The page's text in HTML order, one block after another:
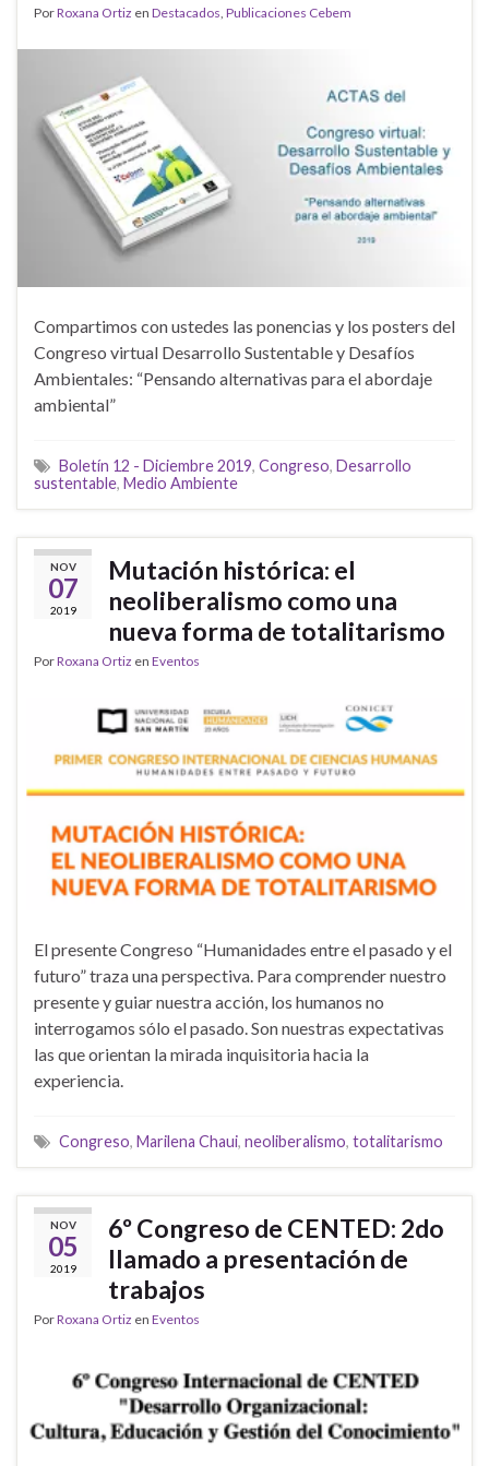
PorRoxana Ortiz en Destacados, Publicaciones Cebem
Compartimos con ustedes las ponencias y los posters del
Congreso virtual Desarrollo Sustentable y Desafíos
Ambientales: “Pensando alternativas para el abordaje
ambiental”
Boletín 12 - Diciembre 2019, Congreso, Desarrollo
sustentable, Medio Ambiente
NOV
07
2019
Mutación histórica: el
neoliberalismo como una
nueva forma de totalitarismo
PorRoxana Ortiz en Eventos
El presente Congreso “Humanidades entre el pasado y el
futuro” traza una perspectiva. Para comprender nuestro
presente y guiar nuestra acción, los humanos no
interrogamos sólo el pasado. Son nuestras expectativas
las que orientan la mirada inquisitoria hacia la
experiencia.
Congreso, Marilena Chaui, neoliberalismo, totalitarismo
NOV
05
2019
6º Congreso de CENTED: 2do
llamado a presentación de
trabajos
PorRoxana Ortiz en Eventos